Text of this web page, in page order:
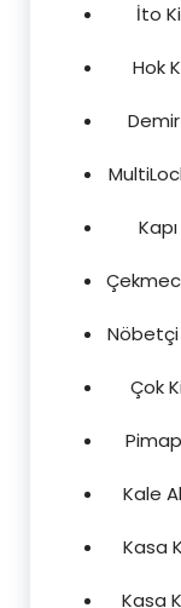
İto
Hok
Nöbetçi
Çok
Kale
Kasa
Kasa